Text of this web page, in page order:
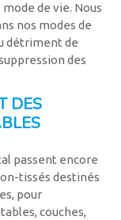
de vie. Nous
nos modes de
détriment de
des
DES
passent encore
tissés destinés
pour
couches,